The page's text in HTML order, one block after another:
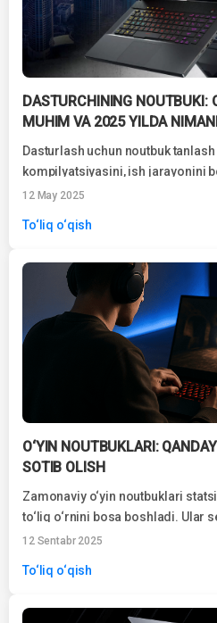
DASTURCHINING NOUTBUKI:
MUHIM VA 2025 YILDA
Dasturlash uchun noutbuk
kompilyatsiyasini, ish jarayonini
kuchli bo'lishi kerak ...
12 May 2025
To‘liq o‘qish
O‘YIN NOUTBUKLARI:
SOTIB OLISH
Zamonaviy o‘yin noutbuklari
to‘liq o‘rnini bosa boshladi. Ular
qanday cheklovlarsiz bahramand
12 Sentabr 2025
To‘liq o‘qish